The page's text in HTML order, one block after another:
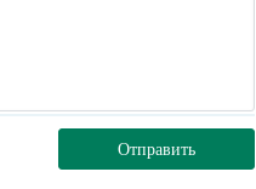
Отправить